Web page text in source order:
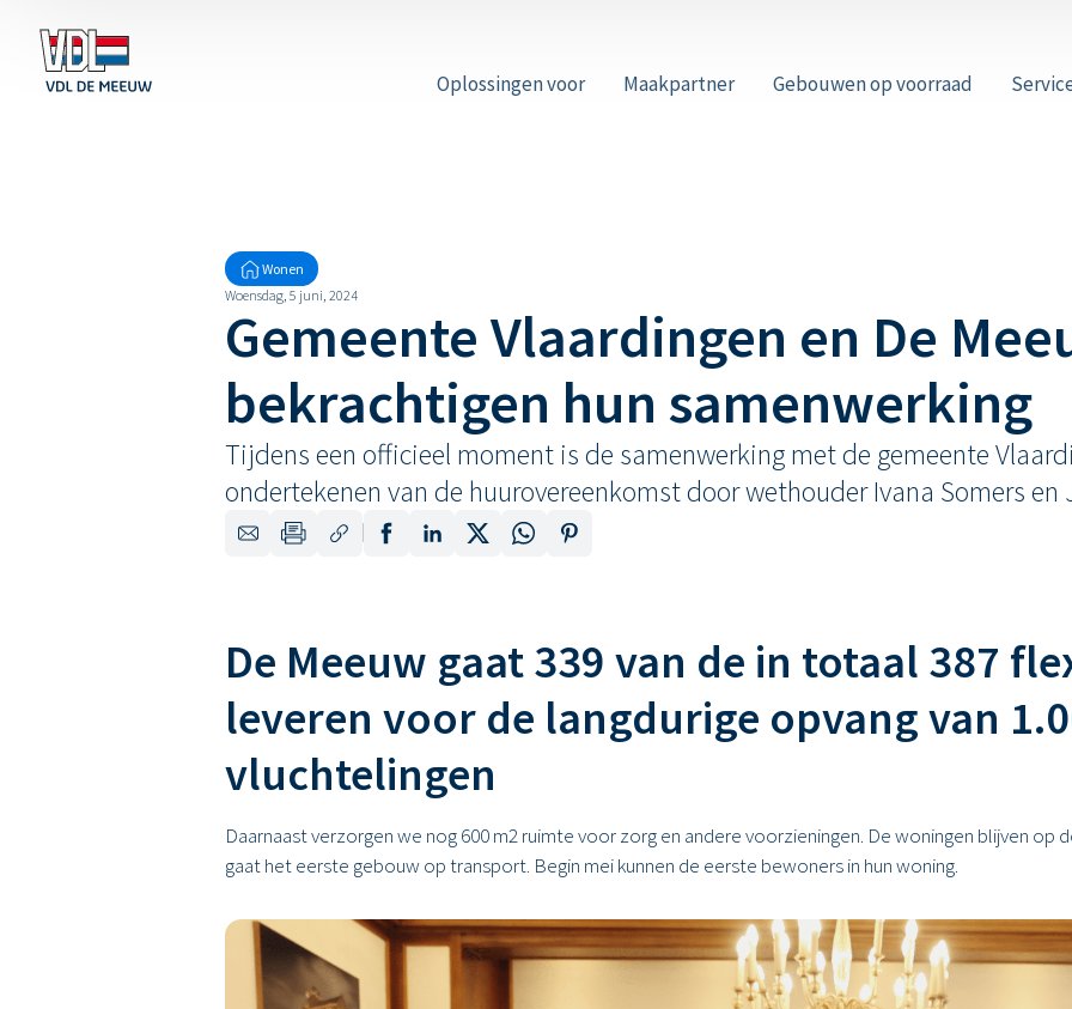
Oplossingen voor Maakpartner Gebouwen op voorraad
Wonen
Woensdag, 5 juni, 2024
Gemeente Vlaardingen en De
bekrachtigen hun samenwerking
Tijdens een officieel moment is de samenwerking met de gemeente
ondertekenen van de huurovereenkomst door wethouder Ivana Somers en
De Meeuw gaat 339 van de in totaal 387
leveren voor de langdurige opvang van
vluchtelingen
Daarnaast verzorgen we nog 600 m2 ruimte voor zorg en andere voorzieningen. De woningen blijven op
gaat het eerste gebouw op transport. Begin mei kunnen de eerste bewoners in hun woning.